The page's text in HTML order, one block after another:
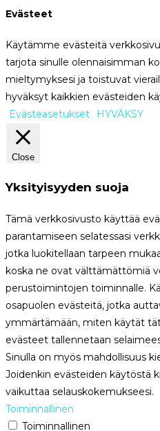
Evästeet
Käytämme evästeitä
tarjota sinulle olennaisimman
mieltymyksesi ja toistuvat
hyväksyt kaikkien evästeiden
Evästeasetukset
HYVÄKSY
Close
Yksityisyyden suoja
Tämä verkkosivusto käyttää
parantamiseen selatessasi
jotka luokitellaan tarpeen
koska ne ovat välttämättömiä
perustoimintojen toiminnalle.
osapuolen evästeitä, jotka
ymmärtämään, miten käytät
evästeet tallennetaan
Sinulla on myös mahdollisuus
Joidenkin evästeiden käytöstä
vaikuttaa selauskokemukseesi.
Toiminnallinen
Toiminnallinen